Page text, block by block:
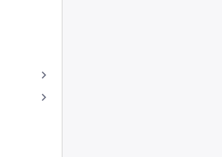
keyboard_arrow_right
keyboard_arrow_right